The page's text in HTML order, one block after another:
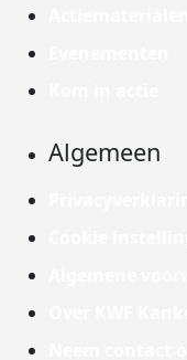
Algemeen